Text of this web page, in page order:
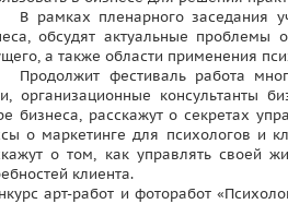
В рамках пленарного заседания
обсудят актуальные проблемы
а также области применения
Продолжит фестиваль работа
организационные консультанты
бизнеса, расскажут о секретах
о маркетинге для психологов и
о том, как управлять своей
клиента.
арт-работ и фоторабот